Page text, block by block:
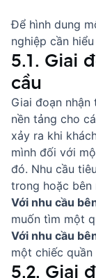
Để hình dung
nghiệp cần
5.1. Giai
cầu
Giai đoạn
nền tảng cho
xảy ra khi
mình đối với
đó. Nhu cầu
trong hoặc bên
Với nhu cầu
muốn tìm một
Với nhu cầu
một chiếc
5.2. Giai